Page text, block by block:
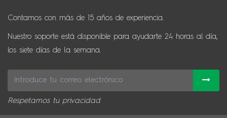
Contamos con más de 15 años de experiencia.
Nuestro soporte está disponible para ayudarte 24 horas al día,
los siete días de la semana.
Respetamos tu privacidad